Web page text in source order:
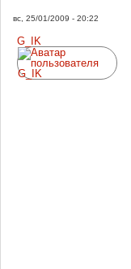
вс, 25/01/2009 - 20:22
G_IK